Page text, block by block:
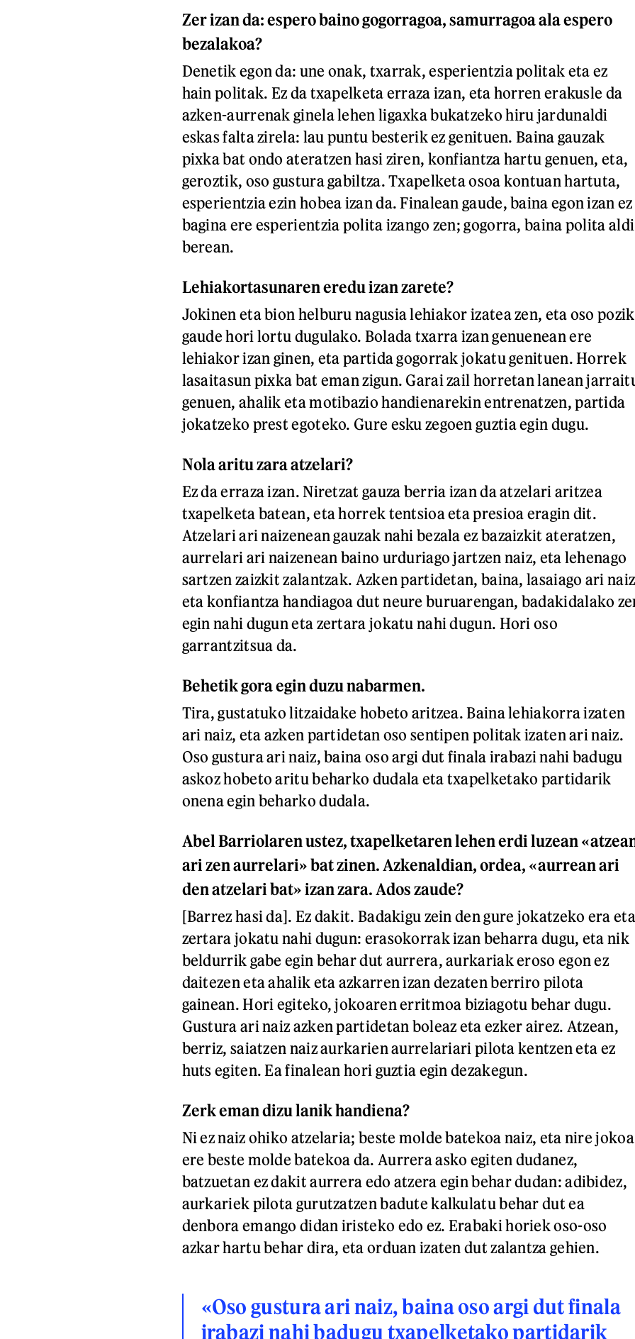
Zer izan da: espero baino gogorragoa, samurragoa ala espero
bezalakoa?
Denetik egon da: une onak, txarrak, esperientzia politak eta ez
hain politak. Ez da txapelketa erraza izan, eta horren erakusle da
azken-aurrenak ginela lehen ligaxka bukatzeko hiru jardunaldi
eskas falta zirela: lau puntu besterik ez genituen. Baina gauzak
pixka bat ondo ateratzen hasi ziren, konfiantza hartu genuen, eta,
geroztik, oso gustura gabiltza. Txapelketa osoa kontuan hartuta,
esperientzia ezin hobea izan da. Finalean gaude, baina egon izan ez
bagina ere esperientzia polita izango zen; gogorra, baina polita aldi
berean.
Lehiakortasunaren eredu izan zarete?
Jokinen eta bion helburu nagusia lehiakor izatea zen, eta oso pozik
gaude hori lortu dugulako. Bolada txarra izan genuenean ere
lehiakor izan ginen, eta partida gogorrak jokatu genituen. Horrek
lasaitasun pixka bat eman zigun. Garai zail horretan lanean
genuen, ahalik eta motibazio handienarekin entrenatzen, partida
jokatzeko prest egoteko. Gure esku zegoen guztia egin dugu.
Nola aritu zara atzelari?
Ez da erraza izan. Niretzat gauza berria izan da atzelari aritzea
txapelketa batean, eta horrek tentsioa eta presioa eragin dit.
Atzelari ari naizenean gauzak nahi bezala ez bazaizkit ateratzen,
aurrelari ari naizenean baino urduriago jartzen naiz, eta lehenago
sartzen zaizkit zalantzak. Azken partidetan, baina, lasaiago ari
eta konfiantza handiagoa dut neure buruarengan, badakidalako
egin nahi dugun eta zertara jokatu nahi dugun. Hori oso
garrantzitsua da.
Behetik gora egin duzu nabarmen.
Tira, gustatuko litzaidake hobeto aritzea. Baina lehiakorra izaten
ari naiz, eta azken partidetan oso sentipen politak izaten ari naiz.
Oso gustura ari naiz, baina oso argi dut finala irabazi nahi badugu
askoz hobeto aritu beharko dudala eta txapelketako partidarik
onena egin beharko dudala.
Abel Barriolaren ustez, txapelketaren lehen erdi luzean
ari zen aurrelari» bat zinen. Azkenaldian, ordea, «aurrean ari
den atzelari bat» izan zara. Ados zaude?
[Barrez hasi da]. Ez dakit. Badakigu zein den gure jokatzeko era eta
zertara jokatu nahi dugun: erasokorrak izan beharra dugu, eta nik
beldurrik gabe egin behar dut aurrera, aurkariak eroso egon ez
daitezen eta ahalik eta azkarren izan dezaten berriro pilota
gainean. Hori egiteko, jokoaren erritmoa biziagotu behar dugu.
Gustura ari naiz azken partidetan boleaz eta ezker airez. Atzean,
berriz, saiatzen naiz aurkarien aurrelariari pilota kentzen eta ez
huts egiten. Ea finalean hori guztia egin dezakegun.
Zerk eman dizu lanik handiena?
Ni ez naiz ohiko atzelaria; beste molde batekoa naiz, eta nire jokoa
ere beste molde batekoa da. Aurrera asko egiten dudanez,
batzuetan ez dakit aurrera edo atzera egin behar dudan: adibidez,
aurkariek pilota gurutzatzen badute kalkulatu behar dut ea
denbora emango didan iristeko edo ez. Erabaki horiek oso-oso
azkar hartu behar dira, eta orduan izaten dut zalantza gehien.
«Oso gustura ari naiz, baina oso argi dut finala
irabazi nahi badugu txapelketako partidarik